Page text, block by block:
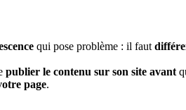
qui pose problème : il faut
publier le contenu sur son site avant
page.